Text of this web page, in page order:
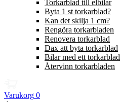
Torkarblad till elbilar
Byta 1 st torkarblad?
Kan det skilja 1 cm?
Rengöra torkarbladen
Renovera torkarblad
Dax att byta torkarblad
Bilar med ett torkarblad
Återvinn torkarbladen
Varukorg 0